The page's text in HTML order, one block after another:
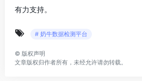
有力支持。
# 奶牛数据检测平台
© 版权声明
文章版权归作者所有，未经允许请勿转载。